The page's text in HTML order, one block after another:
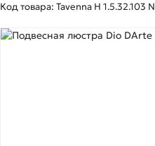
Код товара: Tavenna H 1.5.32.103 N